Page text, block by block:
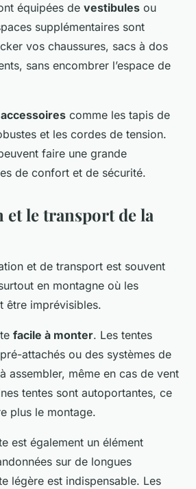
équipées de vestibules ou
supplémentaires sont
vos chaussures, sacs à dos
sans encombrer l’espace de
accessoires comme les tapis de
et les cordes de tension.
faire une grande
de confort et de sécurité.
le transport de la
et de transport est souvent
en montagne où les
être imprévisibles.
facile à monter. Les tentes
attachés ou des systèmes de
assembler, même en cas de vent
tentes sont autoportantes, ce
plus le montage.
est également un élément
sur de longues
légère est indispensable. Les